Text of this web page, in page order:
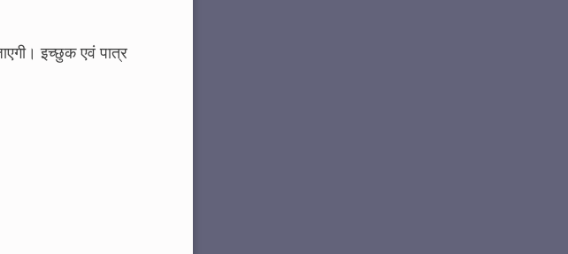
इच्छुक एवं पात्र